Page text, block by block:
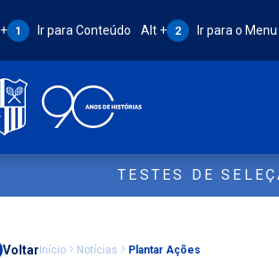
Alt + 1:
1 Ir para Conteúdo Atalho Alt + 2:
Alt + 2 Ir para o Menu
TESTES DE
Voltar Início Notícias Plantar Ações